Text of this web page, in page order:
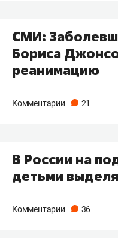
СМИ:
Бориса
реанимацию
Комментарии 21
В России на
детьми
Комментарии 36